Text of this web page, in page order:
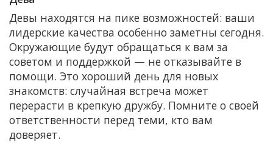
Девы находятся на пике возможностей: ваши
лидерские качества особенно заметны сегодня.
Окружающие будут обращаться к вам за
советом и поддержкой — не отказывайте в
помощи. Это хороший день для новых
знакомств: случайная встреча может
перерасти в крепкую дружбу. Помните о своей
ответственности перед теми, кто вам
доверяет.